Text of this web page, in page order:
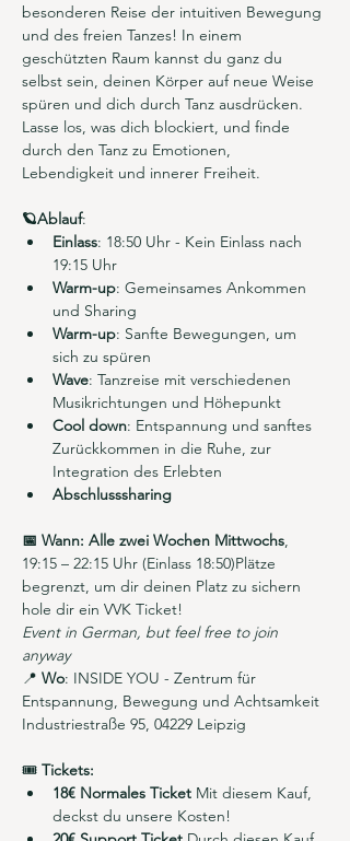
besonderen Reise der intuitiven Bewegung
und des freien Tanzes! In einem
geschützten Raum kannst du ganz du
selbst sein, deinen Körper auf neue Weise
spüren und dich durch Tanz ausdrücken.
Lasse los, was dich blockiert, und finde
durch den Tanz zu Emotionen,
Lebendigkeit und innerer Freiheit.
🪐Ablauf:
Einlass: 18:50 Uhr - Kein Einlass nach
19:15 Uhr
Warm-up: Gemeinsames Ankommen
und Sharing
Warm-up: Sanfte Bewegungen, um
sich zu spüren
Wave: Tanzreise mit verschiedenen
Musikrichtungen und Höhepunkt
Cool down: Entspannung und sanftes
Zurückkommen in die Ruhe, zur
Integration des Erlebten
Abschlusssharing
📅 Wann: Alle zwei Wochen Mittwochs,
19:15 – 22:15 Uhr (Einlass 18:50)Plätze
begrenzt, um dir deinen Platz zu sichern
hole dir ein VVK Ticket!
Event in German, but feel free to join
anyway
📍 Wo: INSIDE YOU - Zentrum für
Entspannung, Bewegung und Achtsamkeit
Industriestraße 95, 04229 Leipzig
🎟️ Tickets:
18€ Normales Ticket Mit diesem Kauf,
deckst du unsere Kosten!